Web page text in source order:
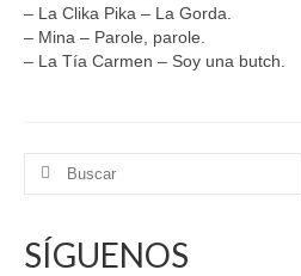
– La Clika Pika – La Gorda.
– Mina – Parole, parole.
– La Tía Carmen – Soy una butch.
Buscar
SÍGUENOS